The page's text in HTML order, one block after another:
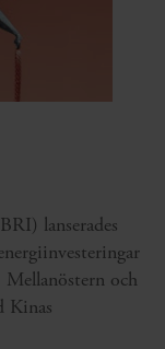
lanserades
och
Kinas